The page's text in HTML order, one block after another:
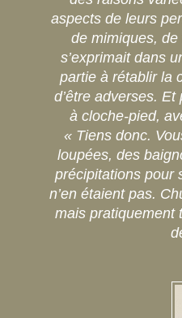
aspects de leurs
de mimiques,
s’exprimait dans
partie à rétablir la
d’être adverses.
à cloche-pied,
« Tiens donc.
loupées, des
précipitations pour
n’en étaient pas.
mais pratiquement